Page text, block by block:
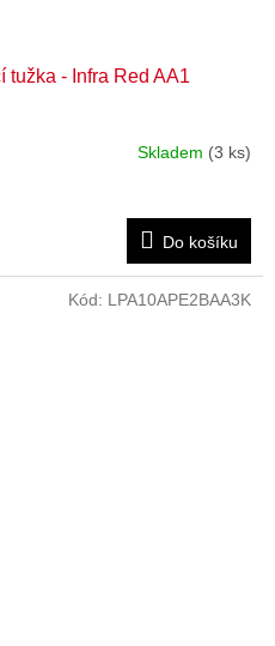
tužka - Infra Red AA1
Skladem (3 ks)
Do košíku
Kód: LPA10APE2BAA3K